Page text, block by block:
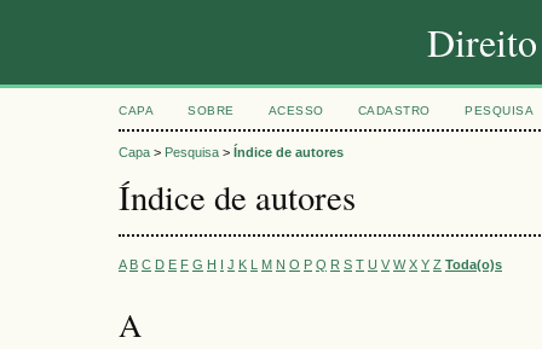
Direito
CAPA SOBRE ACESSO CADASTRO PESQUISA
Capa > Pesquisa > Índice de autores
Índice de autores
A B C D E F G H I J K L M N O P Q R S T U V W X Y Z Toda(o)s
A